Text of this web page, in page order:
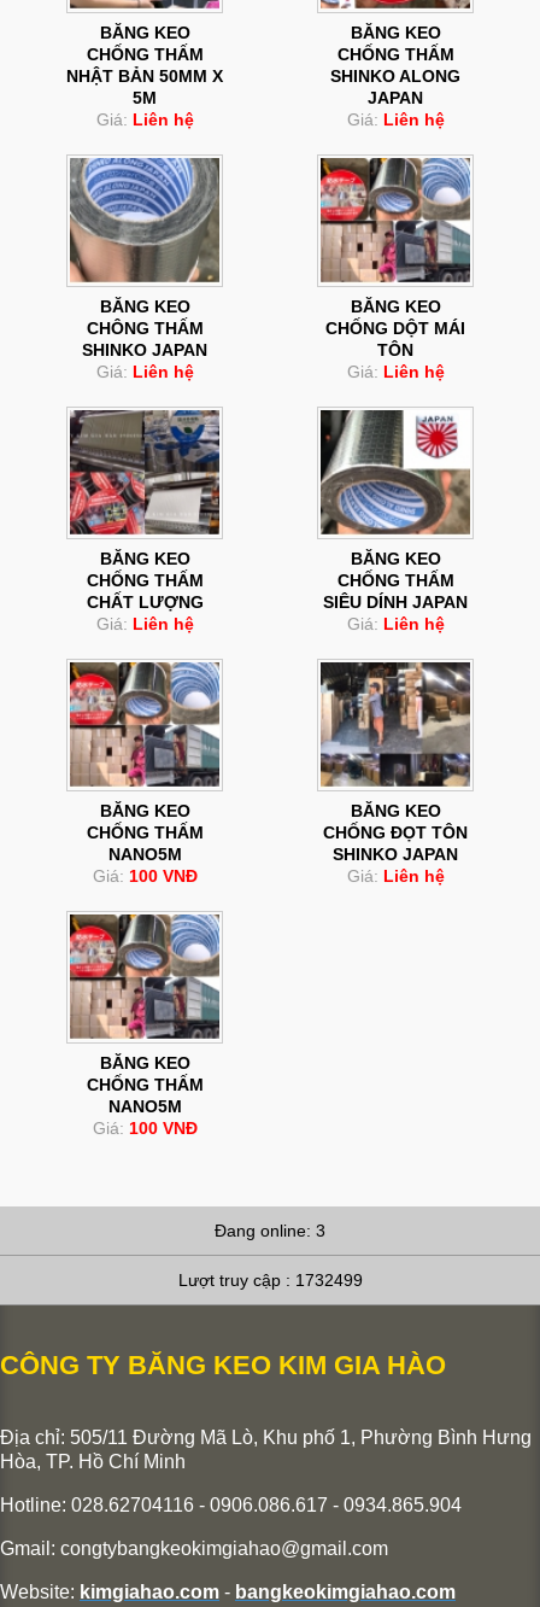
BĂNG KEO
CHỐNG THẤM
NHẬT BẢN 50MM X
5M
Giá: Liên hệ
BĂNG KEO
CHỐNG THẤM
SHINKO ALONG
JAPAN
Giá: Liên hệ
BĂNG KEO
CHÔNG THẤM
SHINKO JAPAN
Giá: Liên hệ
BĂNG KEO
CHỐNG DỘT MÁI
TÔN
Giá: Liên hệ
BĂNG KEO
CHỐNG THẤM
CHẤT LƯỢNG
Giá: Liên hệ
BĂNG KEO
CHỐNG THẤM
SIÊU DÍNH JAPAN
Giá: Liên hệ
BĂNG KEO
CHỐNG THẤM
NANO5M
Giá: 100 VNĐ
BĂNG KEO
CHỐNG ĐỌT TÔN
SHINKO JAPAN
Giá: Liên hệ
BĂNG KEO
CHỐNG THẤM
NANO5M
Giá: 100 VNĐ
Đang online: 3
Lượt truy cập : 1732499
CÔNG TY BĂNG KEO KIM GIA HÀO
Địa chỉ: 505/11 Đường Mã Lò, Khu phố 1, Phường Bình Hưng
Hòa, TP. Hồ Chí Minh
Hotline: 028.62704116 - 0906.086.617 - 0934.865.904
Gmail: congtybangkeokimgiahao@gmail.com
Website: kimgiahao.com - bangkeokimgiahao.com